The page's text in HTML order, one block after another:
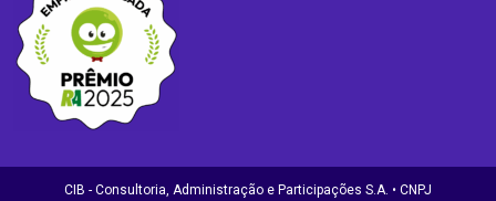
CIB - Consultoria, Administração e Participações S.A. • CNPJ